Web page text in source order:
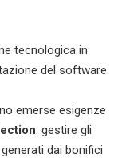
tecnologica in
del software
emerse esigenze
: gestire gli
dai bonifici